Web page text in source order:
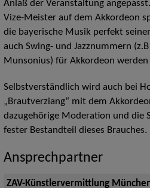
Anlaß der Veranstaltung
Vize-Meister auf dem Akkordeon
die bayerische Musik perfekt
auch Swing- und Jazznummern
Munsonius) für Akkordeon
Selbstverständlich wird auch bei
„Brautverziang“ mit dem
dazugehörige Moderation und die
fester Bestandteil dieses Brauches.
Ansprechpartner
ZAV-Künstlervermittlung